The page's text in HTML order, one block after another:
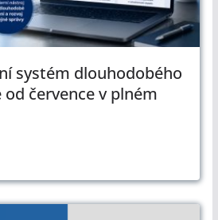
systém dlouhodobého
od července v plném